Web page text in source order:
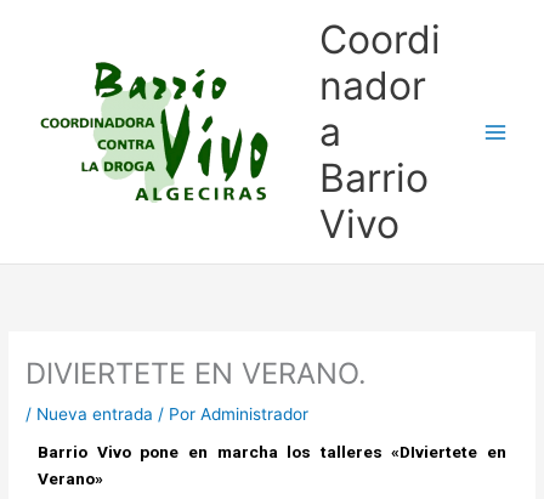
Coordi
nador
a
Barrio
Vivo
DIVIERTETE EN VERANO.
/ Nueva entrada / PorAdministrador
Barrio Vivo pone en marcha los talleres «DIviertete en
Verano»